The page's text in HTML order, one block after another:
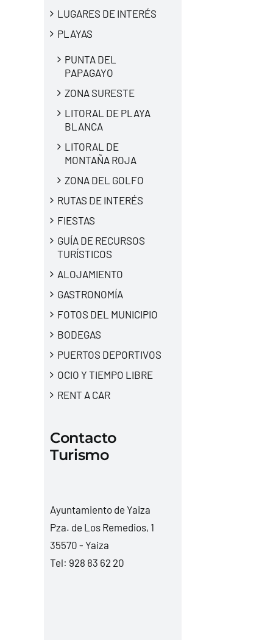
LUGARES DE INTERÉS
PLAYAS
PUNTA DEL
PAPAGAYO
ZONA SURESTE
LITORAL DE PLAYA
BLANCA
LITORAL DE
MONTAÑA ROJA
ZONA DEL GOLFO
RUTAS DE INTERÉS
FIESTAS
GUÍA DE RECURSOS
TURÍSTICOS
ALOJAMIENTO
GASTRONOMÍA
FOTOS DEL MUNICIPIO
BODEGAS
PUERTOS DEPORTIVOS
OCIO Y TIEMPO LIBRE
RENT A CAR
Contacto
Turismo
Ayuntamiento de Yaiza
Pza. de Los Remedios, 1
35570 - Yaiza
Tel: 928 83 62 20